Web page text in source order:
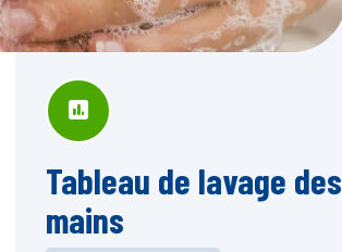
Tableau de lavage des
mains